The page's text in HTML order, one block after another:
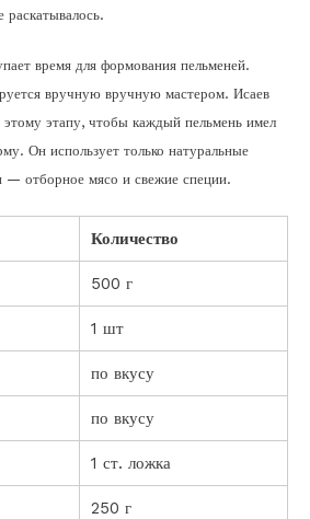
раскатывалось.
время для формования пельменей.
вручную вручную мастером. Исаев
этому этапу, чтобы каждый пельмень имел
Он использует только натуральные
— отборное мясо и свежие специи.
Количество
500 г
1 шт
по вкусу
по вкусу
1 ст. ложка
250 г